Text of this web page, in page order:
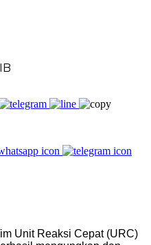
Unit Reaksi Cepat (URC)